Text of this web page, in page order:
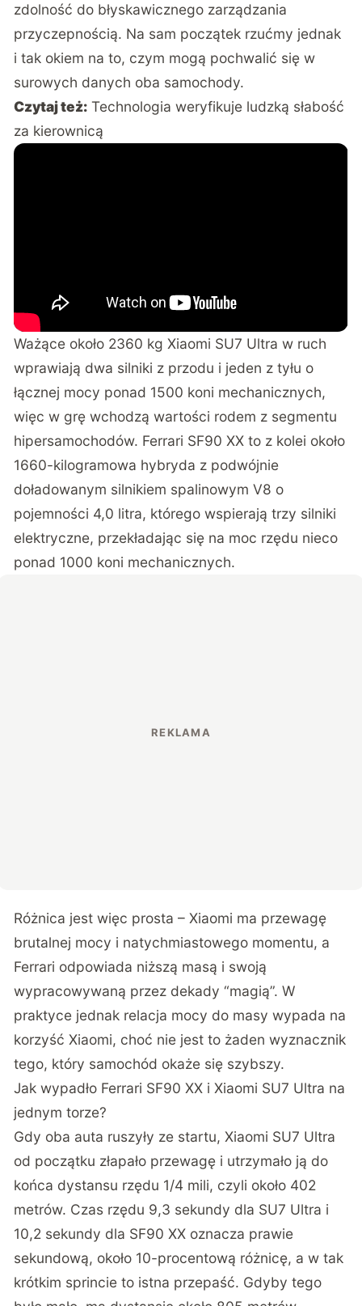
zdolność do błyskawicznego zarządzania
przyczepnością. Na sam początek rzućmy jednak
i tak okiem na to, czym mogą pochwalić się w
surowych danych oba samochody.
Czytaj też: Technologia weryfikuje ludzką słabość
za kierownicą
Ważące około 2360 kg Xiaomi SU7 Ultra w ruch
wprawiają dwa silniki z przodu i jeden z tyłu o
łącznej mocy ponad 1500 koni mechanicznych,
więc w grę wchodzą wartości rodem z segmentu
hipersamochodów. Ferrari SF90 XX to z kolei około
1660-kilogramowa hybryda z podwójnie
doładowanym silnikiem spalinowym V8 o
pojemności 4,0 litra, którego wspierają trzy silniki
elektryczne, przekładając się na moc rzędu nieco
ponad 1000 koni mechanicznych.
Różnica jest więc prosta – Xiaomi ma przewagę
brutalnej mocy i natychmiastowego momentu, a
Ferrari odpowiada niższą masą i swoją
wypracowywaną przez dekady “magią”. W
praktyce jednak relacja mocy do masy wypada na
korzyść Xiaomi, choć nie jest to żaden wyznacznik
tego, który samochód okaże się szybszy.
Jak wypadło Ferrari SF90 XX i Xiaomi SU7 Ultra na
jednym torze?
Gdy oba auta ruszyły ze startu, Xiaomi SU7 Ultra
od początku złapało przewagę i utrzymało ją do
końca dystansu rzędu 1/4 mili, czyli około 402
metrów. Czas rzędu 9,3 sekundy dla SU7 Ultra i
10,2 sekundy dla SF90 XX oznacza prawie
sekundową, około 10-procentową różnicę, a w tak
krótkim sprincie to istna przepaść. Gdyby tego